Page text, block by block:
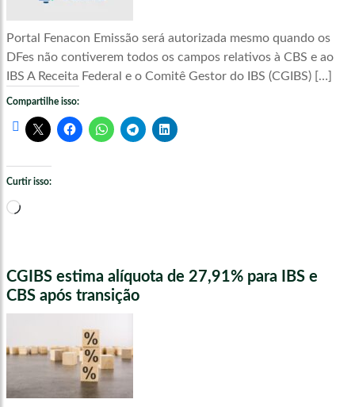
Portal Fenacon Emissão será autorizada mesmo quando os
DFes não contiverem todos os campos relativos à CBS e ao
IBS A Receita Federal e o Comitê Gestor do IBS (CGIBS) […]
Compartilhe isso:
Curtir isso:
Carregando...
CGIBS estima alíquota de 27,91% para IBS e
CBS após transição